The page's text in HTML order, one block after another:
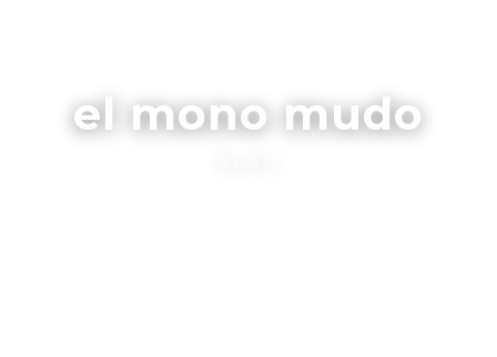
el mono mudo